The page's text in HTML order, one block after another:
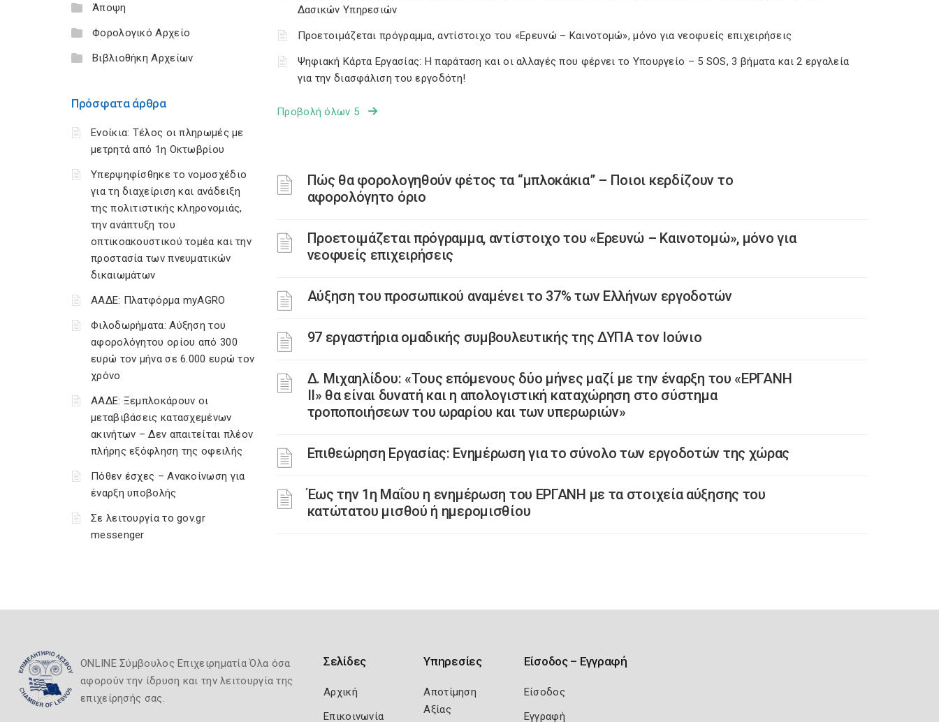
Άποψη
Φορολογικό Αρχείο
Βιβλιοθήκη Αρχείων
Πρόσφατα άρθρα
Ενοίκια: Τέλος οι πληρωμές με
μετρητά από 1η Οκτωβρίου
Υπερψηφίσθηκε το νομοσχέδιο
για τη διαχείριση και ανάδειξη
της πολιτιστικής κληρονομιάς,
την ανάπτυξη του
οπτικοακουστικού τομέα και την
προστασία των πνευματικών
δικαιωμάτων
ΑΑΔΕ: Πλατφόρμα myAGRO
Φιλοδωρήματα: Αύξηση του
αφορολόγητου ορίου από 300
ευρώ τον μήνα σε 6.000 ευρώ τον
χρόνο
ΑΑΔΕ: Ξεμπλοκάρουν οι
μεταβιβάσεις κατασχεμένων
ακινήτων – Δεν απαιτείται πλέον
πλήρης εξόφληση της οφειλής
Πόθεν έσχες – Ανακοίνωση για
έναρξη υποβολής
Σε λειτουργία το gov.gr
messenger
Δασικών Υπηρεσιών
Προετοιμάζεται πρόγραμμα, αντίστοιχο του «Ερευνώ – Καινοτομώ», μόνο για νεοφυείς επιχειρήσεις
Ψηφιακή Κάρτα Εργασίας: Η παράταση και οι αλλαγές που φέρνει το Υπουργείο – 5 SOS, 3 βήματα και 2 εργαλεία
για την διασφάλιση του εργοδότη!
Προβολή όλων 5
Πώς θα φορολογηθούν φέτος τα “μπλοκάκια” – Ποιοι κερδίζουν το
αφορολόγητο όριο
Προετοιμάζεται πρόγραμμα, αντίστοιχο του «Ερευνώ – Καινοτομώ», μόνο για
νεοφυείς επιχειρήσεις
Αύξηση του προσωπικού αναμένει το 37% των Ελλήνων εργοδοτών
97 εργαστήρια ομαδικής συμβουλευτικής της ΔΥΠΑ τον Ιούνιο
Δ. Μιχαηλίδου: «Τους επόμενους δύο μήνες μαζί με την έναρξη του «ΕΡΓΑΝΗ
ΙΙ» θα είναι δυνατή και η απολογιστική καταχώρηση στο σύστημα
τροποποιήσεων του ωραρίου και των υπερωριών»
Επιθεώρηση Εργασίας: Ενημέρωση για το σύνολο των εργοδοτών της χώρας
Έως την 1η Μαΐου η ενημέρωση του ΕΡΓΑΝΗ με τα στοιχεία αύξησης του
κατώτατου μισθού ή ημερομισθίου
ONLINE Σύμβουλος Επιχειρηματία Όλα όσα
αφορούν την ίδρυση και την λειτουργία της
επιχείρησής σας.
Σελίδες
Αρχική
Επικοινωνία
Υπηρεσίες
Αποτίμηση
Αξίας
Είσοδος – Εγγραφή
Είσοδος
Εγγραφή